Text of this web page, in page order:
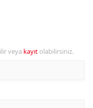
veya kayıt olabilirsiniz.